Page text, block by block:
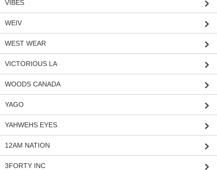
VIBES
WEIV
WEST WEAR
VICTORIOUS LA
WOODS CANADA
YAGO
YAHWEHS EYES
12AM NATION
3FORTY INC